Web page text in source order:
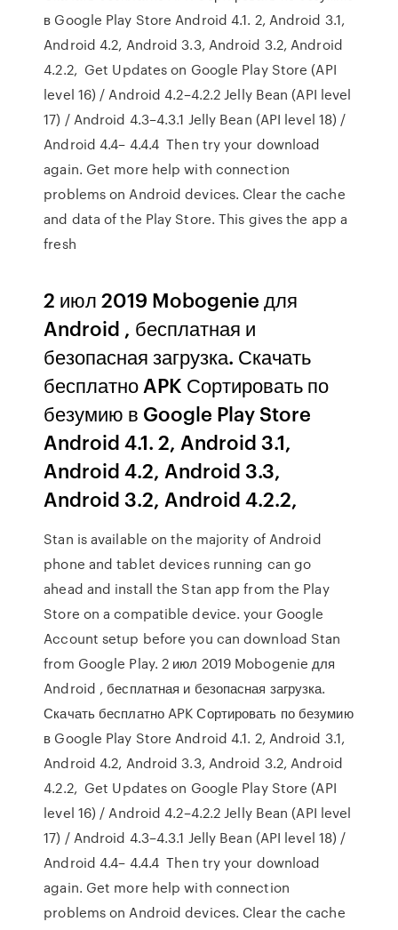
в Google Play Store Android 4.1. 2, Android 3.1,
Android 4.2, Android 3.3, Android 3.2, Android
4.2.2, Get Updates on Google Play Store (API
level 16) / Android 4.2–4.2.2 Jelly Bean (API level
17) / Android 4.3–4.3.1 Jelly Bean (API level 18) /
Android 4.4– 4.4.4 Then try your download
again. Get more help with connection
problems on Android devices. Clear the cache
and data of the Play Store. This gives the app a
fresh
2 июл 2019 Mobogenie для
Android , бесплатная и
безопасная загрузка. Скачать
бесплатно APK Сортировать по
безумию в Google Play Store
Android 4.1. 2, Android 3.1,
Android 4.2, Android 3.3,
Android 3.2, Android 4.2.2,
Stan is available on the majority of Android
phone and tablet devices running can go
ahead and install the Stan app from the Play
Store on a compatible device. your Google
Account setup before you can download Stan
from Google Play. 2 июл 2019 Mobogenie для
Android , бесплатная и безопасная загрузка.
Скачать бесплатно APK Сортировать по безумию
в Google Play Store Android 4.1. 2, Android 3.1,
Android 4.2, Android 3.3, Android 3.2, Android
4.2.2, Get Updates on Google Play Store (API
level 16) / Android 4.2–4.2.2 Jelly Bean (API level
17) / Android 4.3–4.3.1 Jelly Bean (API level 18) /
Android 4.4– 4.4.4 Then try your download
again. Get more help with connection
problems on Android devices. Clear the cache